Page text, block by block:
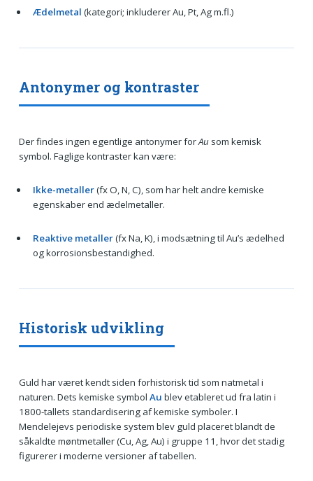
Ædelmetal (kategori; inkluderer Au, Pt, Ag m.fl.)
Antonymer og kontraster
Der findes ingen egentlige antonymer forAusom kemisk
symbol. Faglige kontraster kan være:
Ikke-metaller(fx O, N, C), som har helt andre kemiske
egenskaber end ædelmetaller.
Reaktive metaller(fx Na, K), i modsætning til Au’s ædelhed
og korrosionsbestandighed.
Historisk udvikling
Guld har været kendt siden forhistorisk tid som natmetal i
naturen. Dets kemiske symbol Au blev etableret ud fra latin i
1800-tallets standardisering af kemiske symboler. I
Mendelejevs periodiske system blev guld placeret blandt de
såkaldte møntmetaller (Cu, Ag, Au) i gruppe 11, hvor det stadig
figurerer i moderne versioner af tabellen.